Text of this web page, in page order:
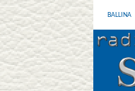
BALLINA